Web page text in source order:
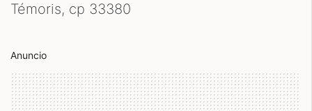
Témoris, cp 33380
Anuncio